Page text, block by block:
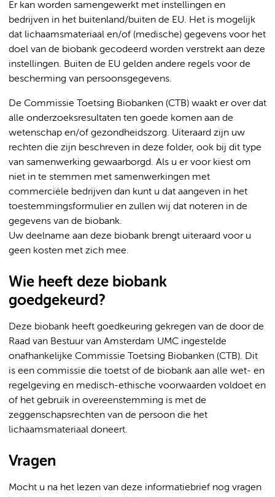
Er kan worden samengewerkt met instellingen en
bedrijven in het buitenland/buiten de EU. Het is mogelijk
dat lichaamsmateriaal en/of (medische) gegevens voor het
doel van de biobank gecodeerd worden verstrekt aan deze
instellingen. Buiten de EU gelden andere regels voor de
bescherming van persoonsgegevens.
De Commissie Toetsing Biobanken (CTB) waakt er over dat
alle onderzoeksresultaten ten goede komen aan de
wetenschap en/of gezondheidszorg. Uiteraard zijn uw
rechten die zijn beschreven in deze folder, ook bij dit type
van samenwerking gewaarborgd. Als u er voor kiest om
niet in te stemmen met samenwerkingen met
commerciële bedrijven dan kunt u dat aangeven in het
toestemmingsformulier en zullen wij dat noteren in de
gegevens van de biobank.
Uw deelname aan deze biobank brengt uiteraard voor u
geen kosten met zich mee.
Wie heeft deze biobank
goedgekeurd?
Deze biobank heeft goedkeuring gekregen van de door de
Raad van Bestuur van Amsterdam UMC ingestelde
onafhankelijke Commissie Toetsing Biobanken (CTB). Dit
is een commissie die toetst of de biobank aan alle wet- en
regelgeving en medisch-ethische voorwaarden voldoet en
of het gebruik in overeenstemming is met de
zeggenschapsrechten van de persoon die het
lichaamsmateriaal doneert.
Vragen
Mocht u na het lezen van deze informatiebrief nog vragen